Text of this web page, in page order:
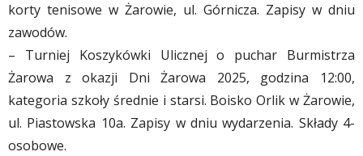
korty tenisowe w Żarowie, ul. Górnicza. Zapisy w dniu
zawodów.
– Turniej Koszykówki Ulicznej o puchar Burmistrza
Żarowa z okazji Dni Żarowa 2025, godzina 12:00,
kategoria szkoły średnie i starsi. Boisko Orlik w Żarowie,
ul. Piastowska 10a. Zapisy w dniu wydarzenia. Składy 4-
osobowe.